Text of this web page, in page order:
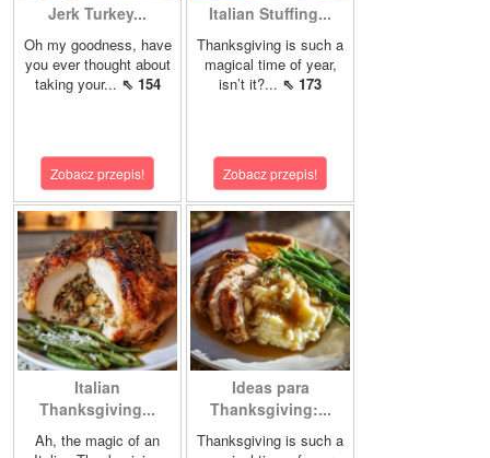
Jerk Turkey...
Oh my goodness, have
you ever thought about
taking your... ⇖ 154
Zobacz przepis!
Italian Stuffing...
Thanksgiving is such a
magical time of year,
isn’t it?... ⇖ 173
Zobacz przepis!
Italian
Thanksgiving...
Ah, the magic of an
Ideas para
Thanksgiving:...
Thanksgiving is such a